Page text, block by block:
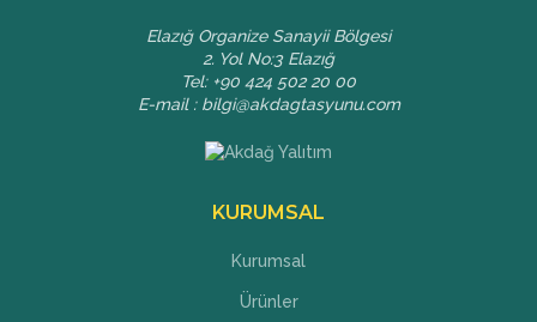
Elazığ Organize Sanayii Bölgesi
2. Yol No:3 Elazığ
Tel: +90 424 502 20 00
E-mail : bilgi@akdagtasyunu.com
KURUMSAL
Kurumsal
Ürünler